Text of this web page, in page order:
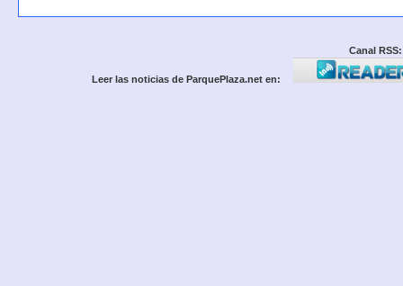
Canal RSS:
Leer las noticias de ParquePlaza.net en: